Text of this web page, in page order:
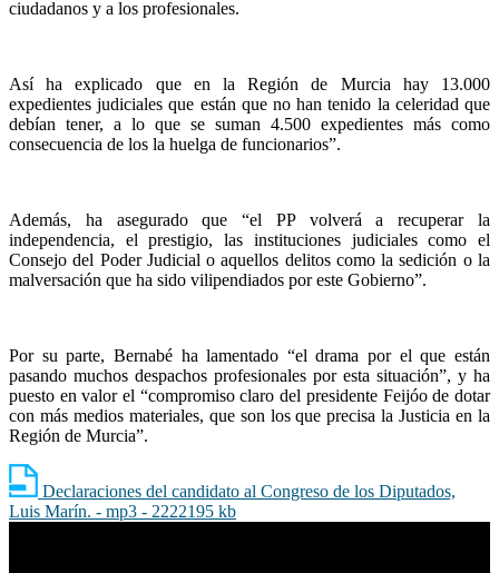
ciudadanos y a los profesionales.
Así ha explicado que en la Región de Murcia hay 13.000
expedientes judiciales que están que no han tenido la celeridad que
debían tener, a lo que se suman 4.500 expedientes más como
consecuencia de los la huelga de funcionarios”.
Además, ha asegurado que “el PP volverá a recuperar la
independencia, el prestigio, las instituciones judiciales como el
Consejo del Poder Judicial o aquellos delitos como la sedición o la
malversación que ha sido vilipendiados por este Gobierno”.
Por su parte, Bernabé ha lamentado “el drama por el que están
pasando muchos despachos profesionales por esta situación”, y ha
puesto en valor el “compromiso claro del presidente Feijóo de dotar
con más medios materiales, que son los que precisa la Justicia en la
Región de Murcia”.
Declaraciones del candidato al Congreso de los Diputados,
Luis Marín. - mp3 - 2222195 kb